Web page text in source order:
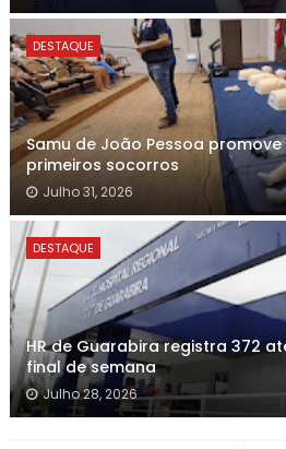
DESTAQUE
Samu de João Pessoa
primeiros socorros
Julho 31, 2026
DESTAQUE
HR de Guarabira registra 372
final de semana
Julho 28, 2026